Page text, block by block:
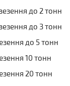
до 2 тонн
до 3 тонн
до 5 тонн
10 тонн
20 тонн